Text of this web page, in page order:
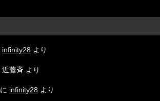
infinity28 より
近藤斉 より
に infinity28 より